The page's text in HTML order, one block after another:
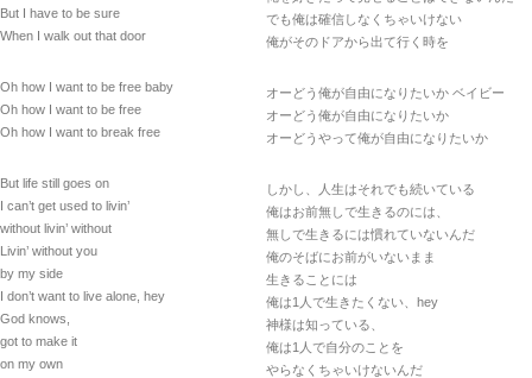
But I have to be sure
When I walk out that door
Oh how I want to be free baby
Oh how I want to be free
Oh how I want to break free
But life still goes on
I can’t get used to livin’
without livin’ without
Livin’ without you
by my side
I don’t want to live alone, hey
God knows,
got to make it
on my own
でも俺は確信しなくちゃいけない
俺がそのドアから出て行く時を
オーどう俺が自由になりたいか ベイビー
オーどう俺が自由になりたいか
オーどうやって俺が自由になりたいか
しかし、人生はそれでも続いている
俺はお前無しで生きるのには、
無しで生きるには慣れていないんだ
俺のそばにお前がいないまま
生きることには
俺は1人で生きたくない、hey
神様は知っている、
俺は1人で自分のことを
やらなくちゃいけないんだ